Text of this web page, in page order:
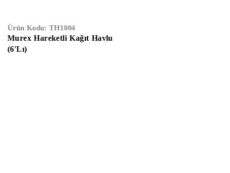
Ürün Kodu: TH1004
Murex Hareketli Kağıt Havlu
(6'lı)